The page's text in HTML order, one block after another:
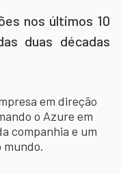
nos últimos 10
duas décadas
em direção
o Azure em
companhia e um
mundo.